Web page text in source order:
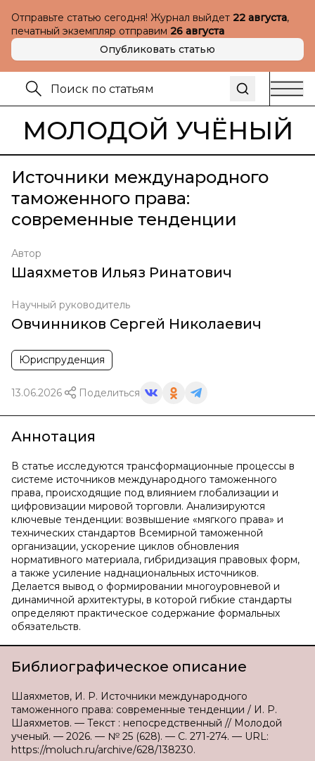
Отправьте статью сегодня! Журнал выйдет 22 августа,
печатный экземпляр отправим 26 августа
Опубликовать статью
МОЛОДОЙ УЧЁНЫЙ
Источники международного
таможенного права:
современные тенденции
Автор
Шаяхметов Ильяз Ринатович
Научный руководитель
Овчинников Сергей Николаевич
Юриспруденция
13.06.2026 Поделиться
Аннотация
В статье исследуются трансформационные процессы в
системе источников международного таможенного
права, происходящие под влиянием глобализации и
цифровизации мировой торговли. Анализируются
ключевые тенденции: возвышение «мягкого права» и
технических стандартов Всемирной таможенной
организации, ускорение циклов обновления
нормативного материала, гибридизация правовых форм,
а также усиление наднациональных источников.
Делается вывод о формировании многоуровневой и
динамичной архитектуры, в которой гибкие стандарты
определяют практическое содержание формальных
обязательств.
Библиографическое описание
Шаяхметов, И. Р. Источники международного
таможенного права: современные тенденции / И. Р.
Шаяхметов. — Текст : непосредственный // Молодой
ученый. — 2026. — № 25 (628). — С. 271-274. — URL:
https://moluch.ru/archive/628/138230.